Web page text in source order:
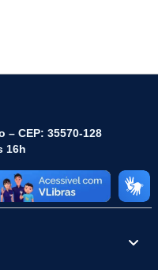
– CEP: 35570-128
16h